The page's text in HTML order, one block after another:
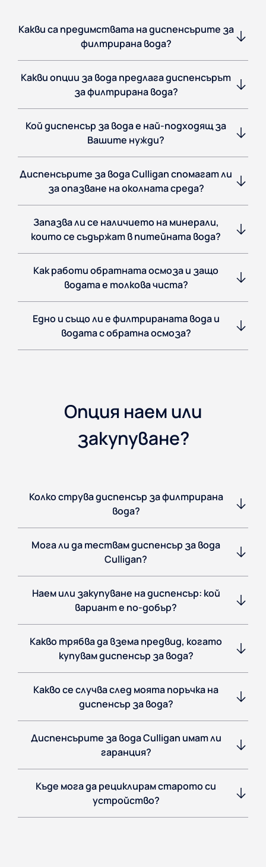
Какви са предимствата на диспенсърите за
филтрирана вода?
Какви опции за вода предлага диспенсърът
за филтрирана вода?
Кой диспенсър за вода е най-подходящ за
Вашите нужди?
Диспенсърите за вода Culligan спомагат ли
за опазване на околната среда?
Запазва ли се наличието на минерали,
които се съдържат в питейната вода?
Как работи обратната осмоза и защо
водата е толкова чиста?
Едно и също ли е филтрираната вода и
водата с обратна осмоза?
Опция наем или
закупуване?
Колко струва диспенсър за филтрирана
вода?
Мога ли да тествам диспенсър за вода
Culligan?
Наем или закупуване на диспенсър: кой
вариант е по-добър?
Какво трябва да взема предвид, когато
купувам диспенсър за вода?
Какво се случва след моята поръчка на
диспенсър за вода?
Диспенсърите за вода Culligan имат ли
гаранция?
Къде мога да рециклирам старото си
устройство?